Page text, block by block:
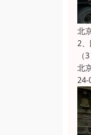
北
2
北
24-